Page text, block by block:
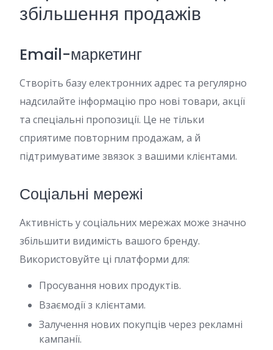
збільшення продажів
Email-маркетинг
Створіть базу електронних адрес та регулярно
надсилайте інформацію про нові товари, акції
та спеціальні пропозиції. Це не тільки
сприятиме повторним продажам, а й
підтримуватиме звязок з вашими клієнтами.
Соціальні мережі
Активність у соціальних мережах може значно
збільшити видимість вашого бренду.
Використовуйте ці платформи для:
Просування нових продуктів.
Взаємодії з клієнтами.
Залучення нових покупців через рекламні
кампанії.